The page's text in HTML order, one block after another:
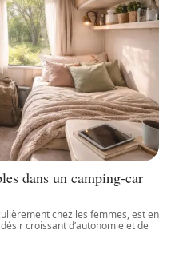
dans un camping-car
chez les femmes, est en
croissant d’autonomie et de